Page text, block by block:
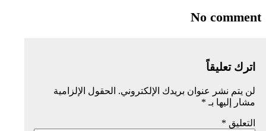
No comment
اترك تعليقاً
لن يتم نشر عنوان بريدك الإلكتروني. الحقول الإلزامية
مشار إليها بـ *
التعليق *